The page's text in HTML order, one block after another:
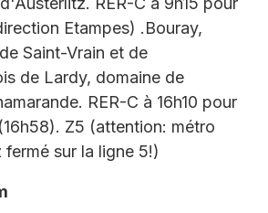
Etampes) .Bouray,
Saint-Vrain et de
de Lardy, domaine de
RER-C à 16h10 pour
Z5 (attention: métro
sur la ligne 5!)